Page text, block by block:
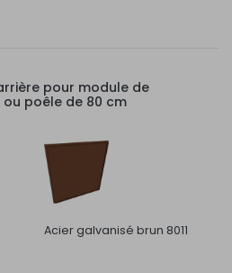
pour module de
poêle de 80 cm
Acier galvanisé brun 8011